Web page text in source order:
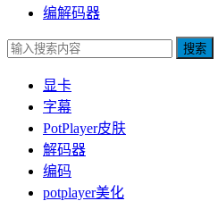
编解码器
搜索
显卡
字幕
PotPlayer皮肤
解码器
编码
potplayer美化